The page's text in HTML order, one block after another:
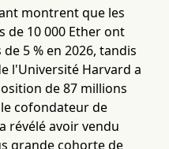
montrent que les
de 10 000 Ether ont
5 % en 2026, tandis
l'Université Harvard a
de 87 millions
cofondateur de
révélé avoir vendu
grande cohorte de